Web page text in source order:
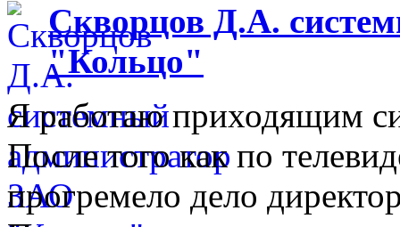
Скворцов Д.А.
"Кольцо"
Я работаю приходящим
После того как по
прогремело дело